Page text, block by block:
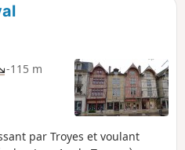
-115 m
par Troyes et voulant